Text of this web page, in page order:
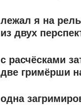
лежал я на
из двух
с расчёсками
две гримёрши
одна